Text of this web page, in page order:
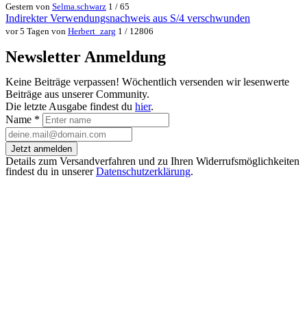
Gestern von Selma.schwarz 1 / 65
Indirekter Verwendungsnachweis aus S/4 verschwunden
vor 5 Tagen von Herbert_zarg 1 / 12806
Newsletter Anmeldung
Keine Beiträge verpassen! Wöchentlich versenden wir lesenwerte
Beiträge aus unserer Community.
Die letzte Ausgabe findest du hier.
Name *
Jetzt anmelden
Details zum Versandverfahren und zu Ihren Widerrufsmöglichkeiten
findest du in unsererDatenschutzerklärung.